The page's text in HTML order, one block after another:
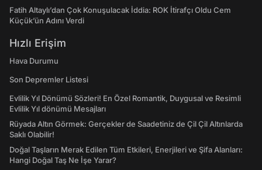
Fatih Altaylı’dan Çok Konuşulacak İddia: ROK İtirafçı Oldu Cem
Küçük’ün Adını Verdi
Hızlı Erişim
Hava Durumu
Son Depremler Listesi
Evlilik Yıl Dönümü Sözleri! En Özel Romantik, Duygusal ve Resimli
Evlilik Yıl dönümü Mesajları
Rüyada Altın Görmek: Gerçekler de Saadetiniz de Çil Çil Altınlarda
Saklı Olabilir!
Doğal Taşların Merak Edilen Tüm Etkileri, Enerjileri ve Şifa Alanları:
Hangi Doğal Taş Ne İşe Yarar?